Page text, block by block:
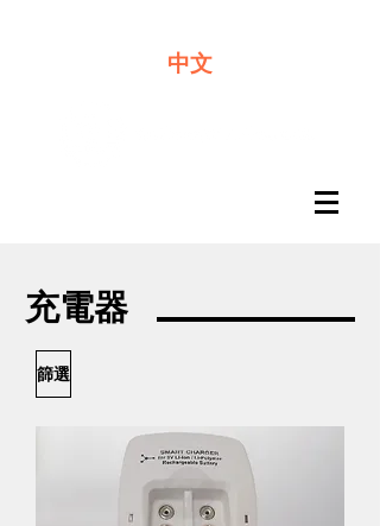
中文
充電器
篩選